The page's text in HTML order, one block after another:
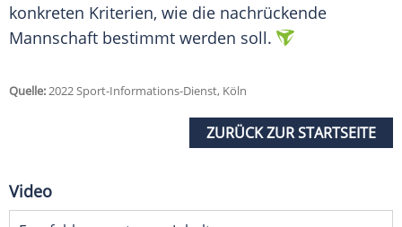
konkreten Kriterien, wie die nachrückende
Mannschaft bestimmt werden soll.
Quelle:2022 Sport-Informations-Dienst, Köln
ZURÜCK ZUR STARTSEITE
Video